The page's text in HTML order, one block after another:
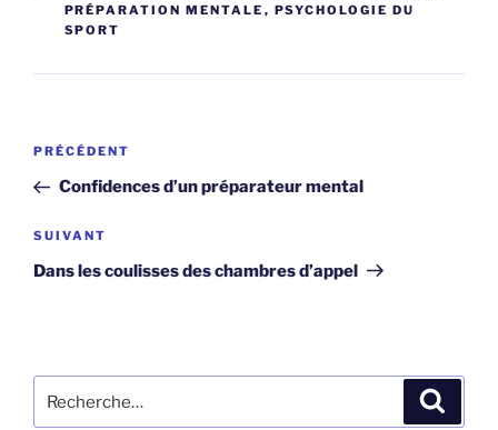
PRÉPARATION MENTALE , PSYCHOLOGIE DU
SPORT
Navigation
l’article
Article
précédent
PRÉCÉDENT
Confidences d’un préparateur mental
Article
suivant
SUIVANT
Dans les coulisses des chambres d’appel
pour